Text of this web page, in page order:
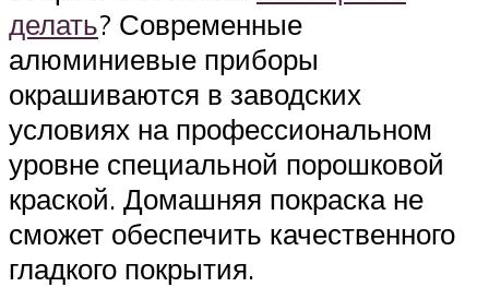
делать? Современные
алюминиевые приборы
окрашиваются в заводских
условиях на профессиональном
уровне специальной порошковой
краской. Домашняя покраска не
сможет обеспечить качественного
гладкого покрытия.